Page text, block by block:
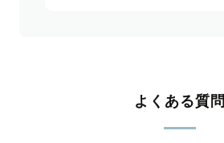
よくある質問